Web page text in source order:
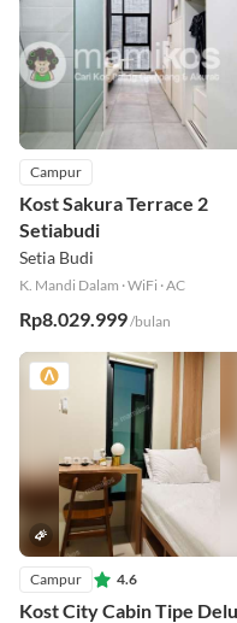
Campur
Kost Sakura Terrace 2
Setiabudi
Setia Budi
K. Mandi Dalam ·WiFi ·AC
Rp8.029.999/bulan
Campur 4.6
Kost City Cabin Tipe